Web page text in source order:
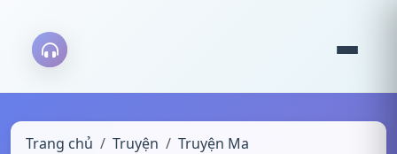
Trang chủ Truyện
Truyện Ma